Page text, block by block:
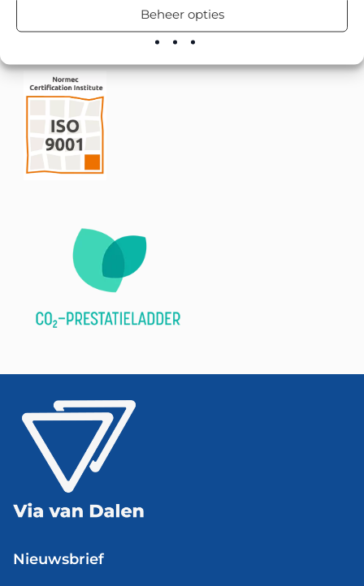
Beheer opties
Nieuwsbrief